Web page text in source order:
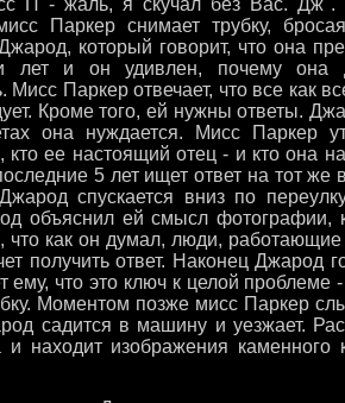
П - жаль, я скучал без Вас. Дж".
Паркер снимает трубку,
который говорит, что она
лет и он удивлен, почему
Мисс Паркер отвечает, что все как
Кроме того, ей нужны ответы.
она нуждается. Мисс Паркер
кто ее настоящий отец - и кто она
5 лет ищет ответ на тот же
спускается вниз по
объяснил ей смысл фотографии,
что как он думал, люди,
получить ответ. Наконец Джарод
ему, что это ключ к целой проблеме
Моментом позже мисс Паркер
садится в машину и уезжает.
находит изображения каменного